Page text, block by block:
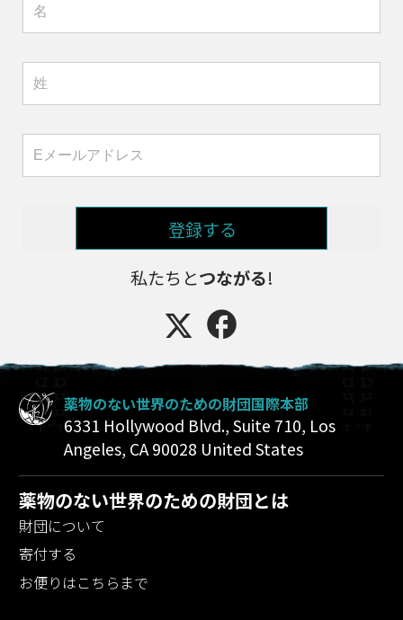
登録する
私たちとつながる!
薬物のない世界のための財団国際本部
6331 Hollywood Blvd., Suite 710, Los
Angeles, CA 90028 United States
薬物のない世界のための財団とは
財団について
寄付する
お便りはこちらまで